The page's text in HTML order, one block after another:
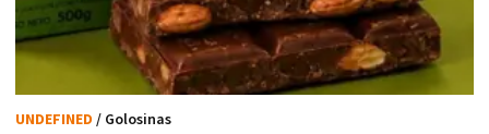
UNDEFINED / Golosinas